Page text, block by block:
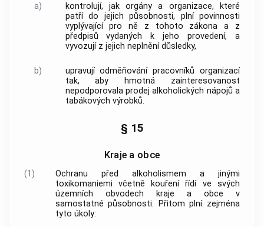
a)
kontrolují, jak orgány a organizace, které
patří do jejich působnosti, plní povinnosti
vyplývající pro ně z tohoto zákona a z
předpisů vydaných k jeho provedení, a
vyvozují z jejich neplnění důsledky,
b)
upravují odměňování pracovníků organizací
tak, aby hmotná zainteresovanost
nepodporovala prodej alkoholických nápojů a
tabákových výrobků.
§ 15
Kraje a obce
(1)
Ochranu před alkoholismem a jinými
toxikomaniemi včetně kouření řídí ve svých
územních obvodech kraje a obce v
samostatné působnosti. Přitom plní zejména
tyto úkoly: